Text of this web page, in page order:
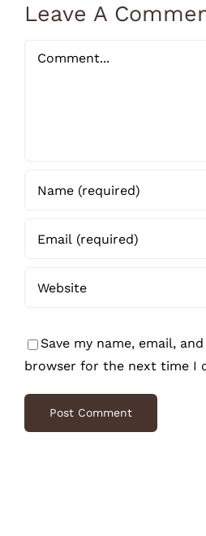
Leave A
Comment
Save my name, email,
browser for the next time I